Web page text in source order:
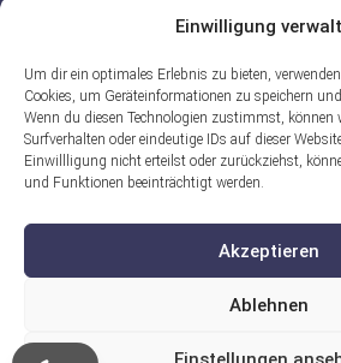
Einwilligung
Um dir ein optimales Erlebnis zu bieten,
Cookies, um Geräteinformationen zu speichern
Wenn du diesen Technologien zustimmst, können
Surfverhalten oder eindeutige IDs auf dieser
Einwillligung nicht erteilst oder zurückziehst,
und Funktionen beeinträchtigt werden.
Akzeptieren
Ablehnen
Gefördert durch:
Ein Projekt der ASB Seelische